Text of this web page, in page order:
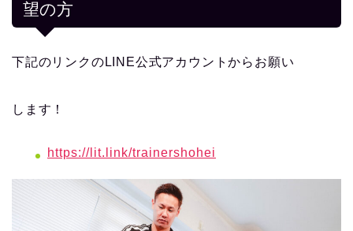
望の方
下記のリンクのLINE公式アカウントからお願い
します！
https://lit.link/trainershohei